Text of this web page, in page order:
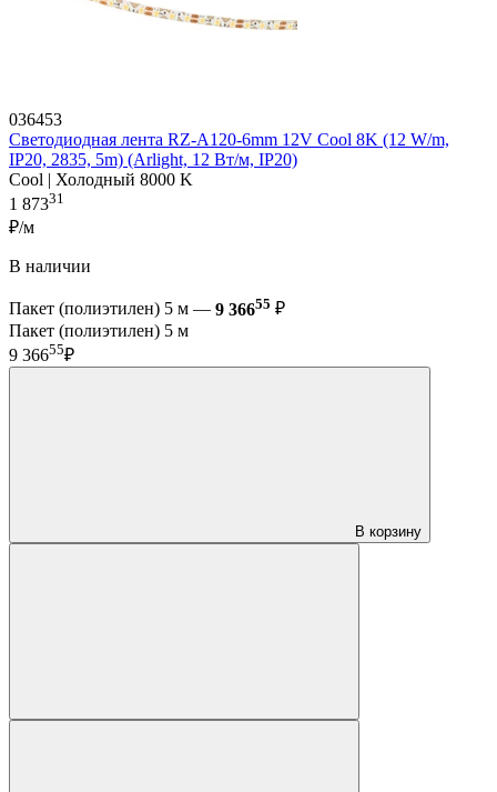
036453
Светодиодная лента RZ-A120-6mm 12V Cool 8K (12 W/m,
IP20, 2835, 5m) (Arlight, 12 Вт/м, IP20)
Cool | Холодный 8000 K
1 87331
₽/м
В наличии
Пакет (полиэтилен) 5 м — 9 36655 ₽
Пакет (полиэтилен) 5 м
9 36655₽
В корзину